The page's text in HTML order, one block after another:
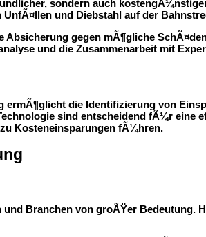
sondern auch
und Diebstahl auf der
gegen mÃ¶gliche
und die Zusammenarbeit mit
die Identifizierung von
sind entscheidend fÃ¼r eine
Kosteneinsparungen fÃ¼hren.
Branchen von groÃŸer Bedeutung.